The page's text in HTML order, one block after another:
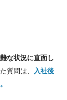
な状況に直面し
質問は、
入社後